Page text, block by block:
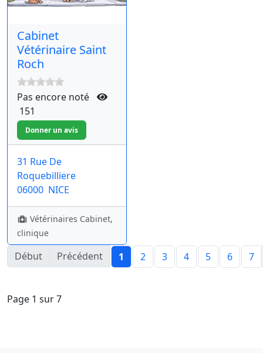
Cabinet
Vétérinaire Saint
Roch
Pas encore noté
151
31 Rue De
Roquebilliere
06000 NICE
Vétérinaires Cabinet,
clinique
Début Précédent 1 2 3 4 5 6 7
Page 1 sur 7